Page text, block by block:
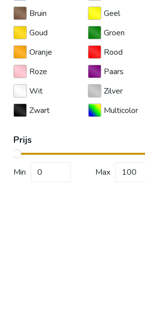
Bruin
Geel
Goud
Groen
Oranje
Rood
Roze
Paars
Wit
Zilver
Zwart
Multicolor
Prijs
Min Max